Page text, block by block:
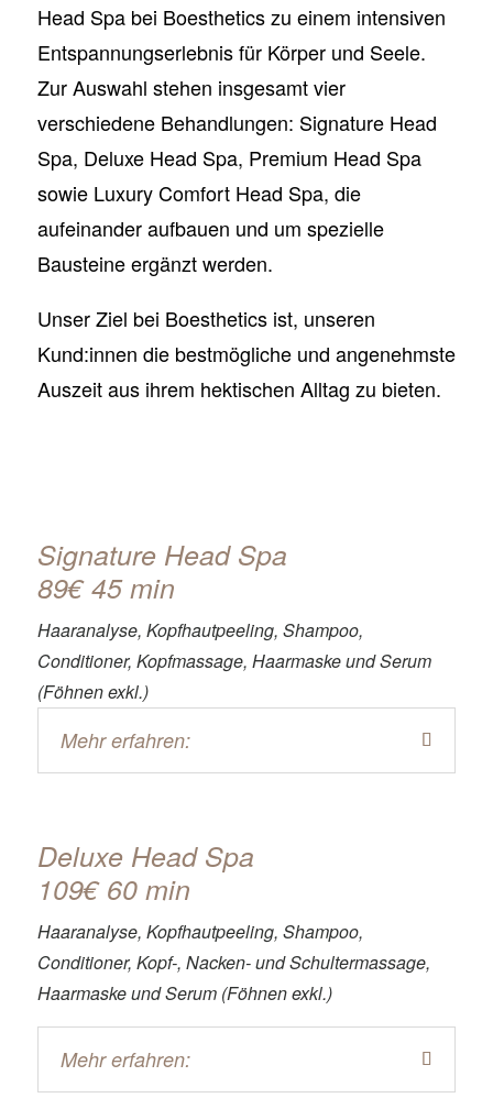
Head Spa bei Boestheticszu einem intensiven
Entspannungserlebnis für Körper und Seele.
Zur Auswahl stehen insgesamt vier
verschiedene Behandlungen: Signature Head
Spa, Deluxe Head Spa, Premium Head Spa
sowie Luxury Comfort Head Spa, die
aufeinander aufbauen und um spezielle
Bausteine ergänzt werden.
Unser Ziel bei Boesthetics ist, unseren
Kund:innen die bestmögliche und angenehmste
Auszeit aus ihrem hektischen Alltag zu bieten.
Signature Head Spa
89€ 45 min
Haaranalyse, Kopfhautpeeling, Shampoo,
Conditioner, Kopfmassage, Haarmaske und Serum
(Föhnen exkl.)
Mehr erfahren:
Deluxe Head Spa
109€ 60 min
Haaranalyse, Kopfhautpeeling, Shampoo,
Conditioner, Kopf-, Nacken- und Schultermassage,
Haarmaske und Serum (Föhnen exkl.)
Mehr erfahren: